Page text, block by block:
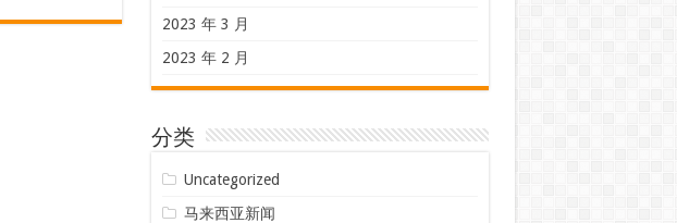
2023 年 3 月
2023 年 2 月
分类
Uncategorized
马来西亚新闻